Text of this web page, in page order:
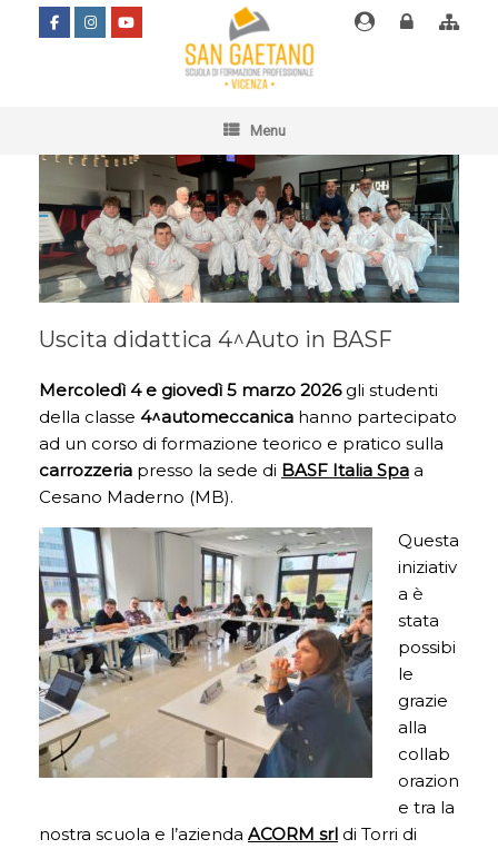
EmailArea
Menu
Uscita didattica 4^Auto in BASF
Mercoledì 4 e giovedì 5 marzo 2026gli studenti
della classe 4^automeccanica hanno partecipato
ad un corso di formazione teorico e pratico sulla
carrozzeria presso la sede di BASF Italia Spa a
Cesano Maderno (MB).
Questa
iniziativ
a è
stata
possibi
le
grazie
alla
collab
orazion
e tra la
nostra scuola e l’azienda ACORM srl di Torri di